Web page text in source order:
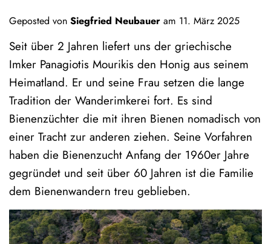
Geposted von Siegfried Neubauer am 11. März 2025
Seit über 2 Jahren liefert uns der griechische
Imker Panagiotis Mourikis den Honig aus seinem
Heimatland. Er und seine Frau setzen die lange
Tradition der Wanderimkerei fort. Es sind
Bienenzüchter die mit ihren Bienen nomadisch von
einer Tracht zur anderen ziehen. Seine Vorfahren
haben die Bienenzucht Anfang der 1960er Jahre
gegründet und seit über 60 Jahren ist die Familie
dem Bienenwandern treu geblieben.